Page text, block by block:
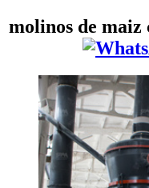
molinos de